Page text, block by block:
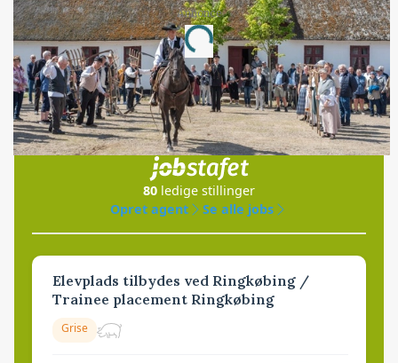
Annonce
Loading...
Jobs
i samarbejde med
80 ledige stillinger
Opret agent
Se alle jobs
Elevplads tilbydes ved Ringkøbing /
Trainee placement Ringkøbing
Grise